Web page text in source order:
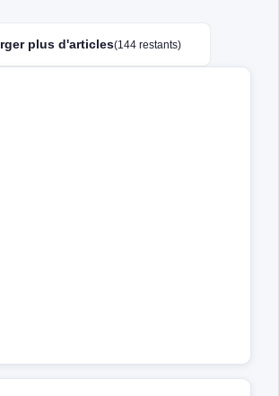
plus d'articles(144 restants)